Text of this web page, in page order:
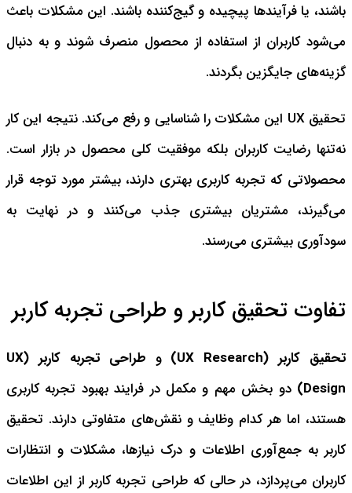
باشند، یا فرآیندها پیچیده و گیج‌کننده باشند. این مشکلات باعث
می‌شود کاربران از استفاده از محصول منصرف شوند و به دنبال
گزینه‌های جایگزین بگردند.
تحقیق UX این مشکلات را شناسایی و رفع می‌کند. نتیجه این کار
نه‌تنها رضایت کاربران بلکه موفقیت کلی محصول در بازار است.
محصولاتی که تجربه کاربری بهتری دارند، بیشتر مورد توجه قرار
می‌گیرند، مشتریان بیشتری جذب می‌کنند و در نهایت به
سودآوری بیشتری می‌رسند.
تفاوت تحقیق کاربر و طراحی تجربه کاربر
تحقیق کاربر (UX Research) و
طراحی تجربه کاربر (UX
Design) دو بخش مهم و مکمل در فرایند بهبود تجربه کاربری
هستند، اما هر کدام وظایف و نقش‌های متفاوتی دارند. تحقیق
کاربر به جمع‌آوری اطلاعات و درک نیازها، مشکلات و انتظارات
کاربران می‌پردازد، در حالی که طراحی تجربه کاربر از این اطلاعات